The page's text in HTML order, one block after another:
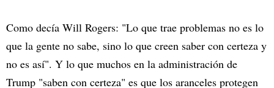
Como decía Will Rogers: "Lo que trae problemas no es lo
que la gente no sabe, sino lo que creen saber con certeza y
no es así". Y lo que muchos en la administración de
Trump "saben con certeza" es que los aranceles protegen